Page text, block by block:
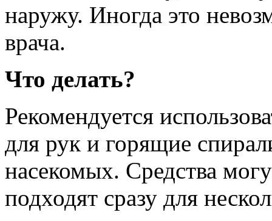
наружу. Иногда это
врача.
Что делать?
Рекомендуется
для рук и горящие
насекомых. Средства
подходят сразу для